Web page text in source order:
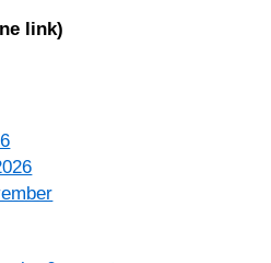
link)